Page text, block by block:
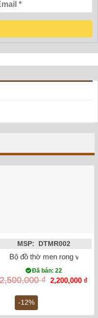
32cm
-12%
MSP: DTMR002
Bộ đồ thờ men rong vẽ
Đã bán: 22
2,500,000₫ Giá
gốc
2,200,000 ₫